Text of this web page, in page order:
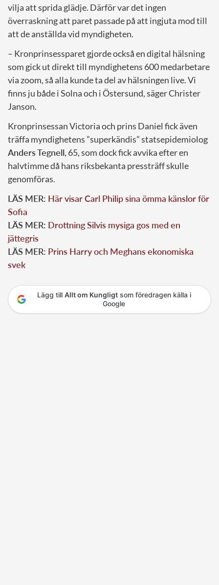
vilja att sprida glädje. Därför var det ingen
överraskning att paret passade på att ingjuta mod till
att de anställda vid myndigheten.
– Kronprinsessparet gjorde också en digital hälsning
som gick ut direkt till myndighetens 600 medarbetare
via zoom, så alla kunde ta del av hälsningen live. Vi
finns ju både i Solna och i Östersund, säger Christer
Janson.
Kronprinsessan Victoria och prins Daniel fick även
träffa myndighetens ”superkändis” statsepidemiolog
Anders Tegnell, 65, som dock fick avvika efter en
halvtimme då hans riksbekanta pressträff skulle
genomföras.
LÄS MER: Här visar Carl Philip sina ömma känslor för
Sofia
LÄS MER: Drottning Silvis mysiga gos med en
jättegris
LÄS MER: Prins Harry och Meghans ekonomiska
svek
Lägg till Allt om Kungligtsom föredragen källa i
Google